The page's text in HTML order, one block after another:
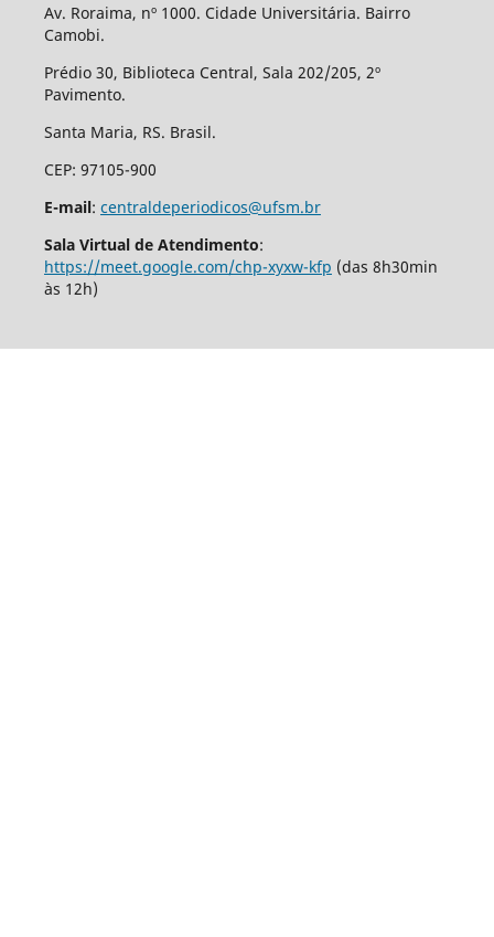
Av. Roraima, nº 1000. Cidade Universitária. Bairro
Camobi.
Prédio 30, Biblioteca Central, Sala 202/205, 2º
Pavimento.
Santa Maria, RS. Brasil.
CEP: 97105-900
E-mail: centraldeperiodicos@ufsm.br
Sala Virtual de Atendimento:
https://meet.google.com/chp-xyxw-kfp (das 8h30min
às 12h)